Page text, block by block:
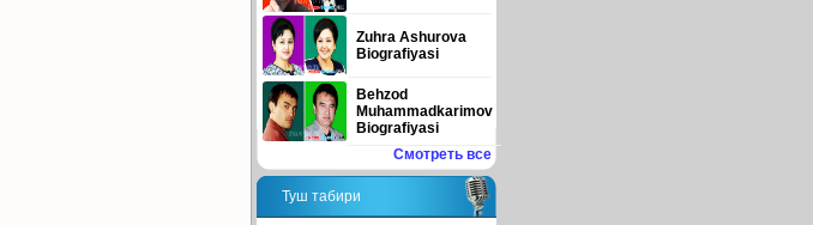
Zuhra Ashurova
Biografiyasi
Behzod
Muhammadkarimov
Biografiyasi
Смотреть все
Туш табири